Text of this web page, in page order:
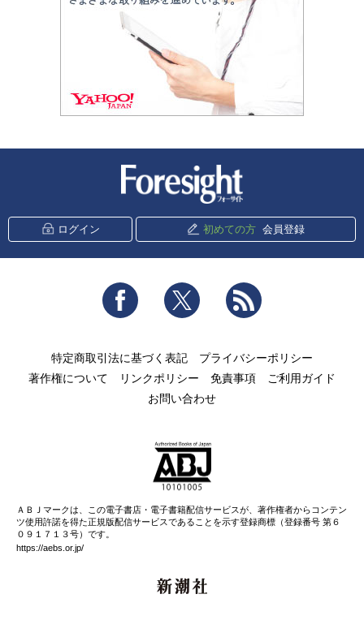
ログイン 初めての方 会員登録
Facebook Twitter
特定商取引法に基づく表記
プライバシーポリシー
著作権について
リンクポリシー 免責事項
ご利用ガイド
お問い合わせ
ＡＢＪマークは、この電子書店・電子書籍配信サービスが、著作権者からコンテン
ツ使用許諾を得た正規版配信サービスであることを示す登録商標（登録番号 第６
０９１７１３号）です。
https://aebs.or.jp/